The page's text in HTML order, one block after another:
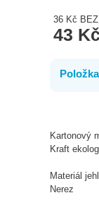
36 Kč
43 Kč
Kartonový
Kraft
Materiál
Nerez